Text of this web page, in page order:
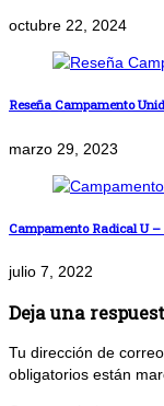
octubre 22, 2024
Reseña Campamento
marzo 29, 2023
Campamento Radical U –
julio 7, 2022
Deja una
Tu dirección de
obligatorios están